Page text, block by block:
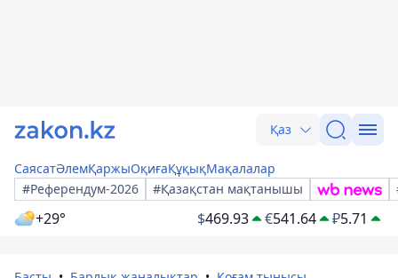
Қаз
СаясатӘлемҚаржыОқиғаҚұқықМақалалар
#Референдум-2026
#Қазақстан мақтанышы
+29° $469.93 €541.64 ₽5.71